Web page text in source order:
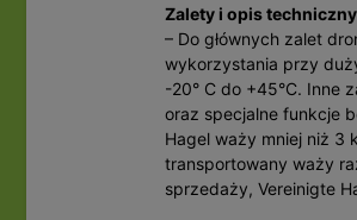
Zalety i opis
– Do głównych zalet
wykorzystania przy
-20° C do +45°C. Inne
oraz specjalne funkcje
Hagel waży mniej niż 3
transportowany waży
sprzedaży, Vereinigte